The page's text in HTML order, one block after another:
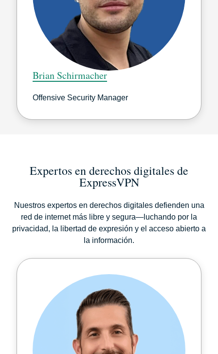
Brian Schirmacher
Offensive Security Manager
Expertos en derechos digitales de
ExpressVPN
Nuestros expertos en derechos digitales defienden una
red de internet más libre y segura—luchando por la
privacidad, la libertad de expresión y el acceso abierto a
la información.